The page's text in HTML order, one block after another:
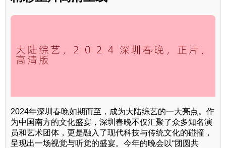
2024年深圳春晚如期而至，成为大陆综艺的一大亮点。作
为中国南方的文化盛宴，深圳春晚不仅汇聚了众多知名演
员和艺术团体，更是融入了现代科技与传统文化的碰撞，
呈现出一场视觉与听觉的盛宴。今年的晚会以“团圆共